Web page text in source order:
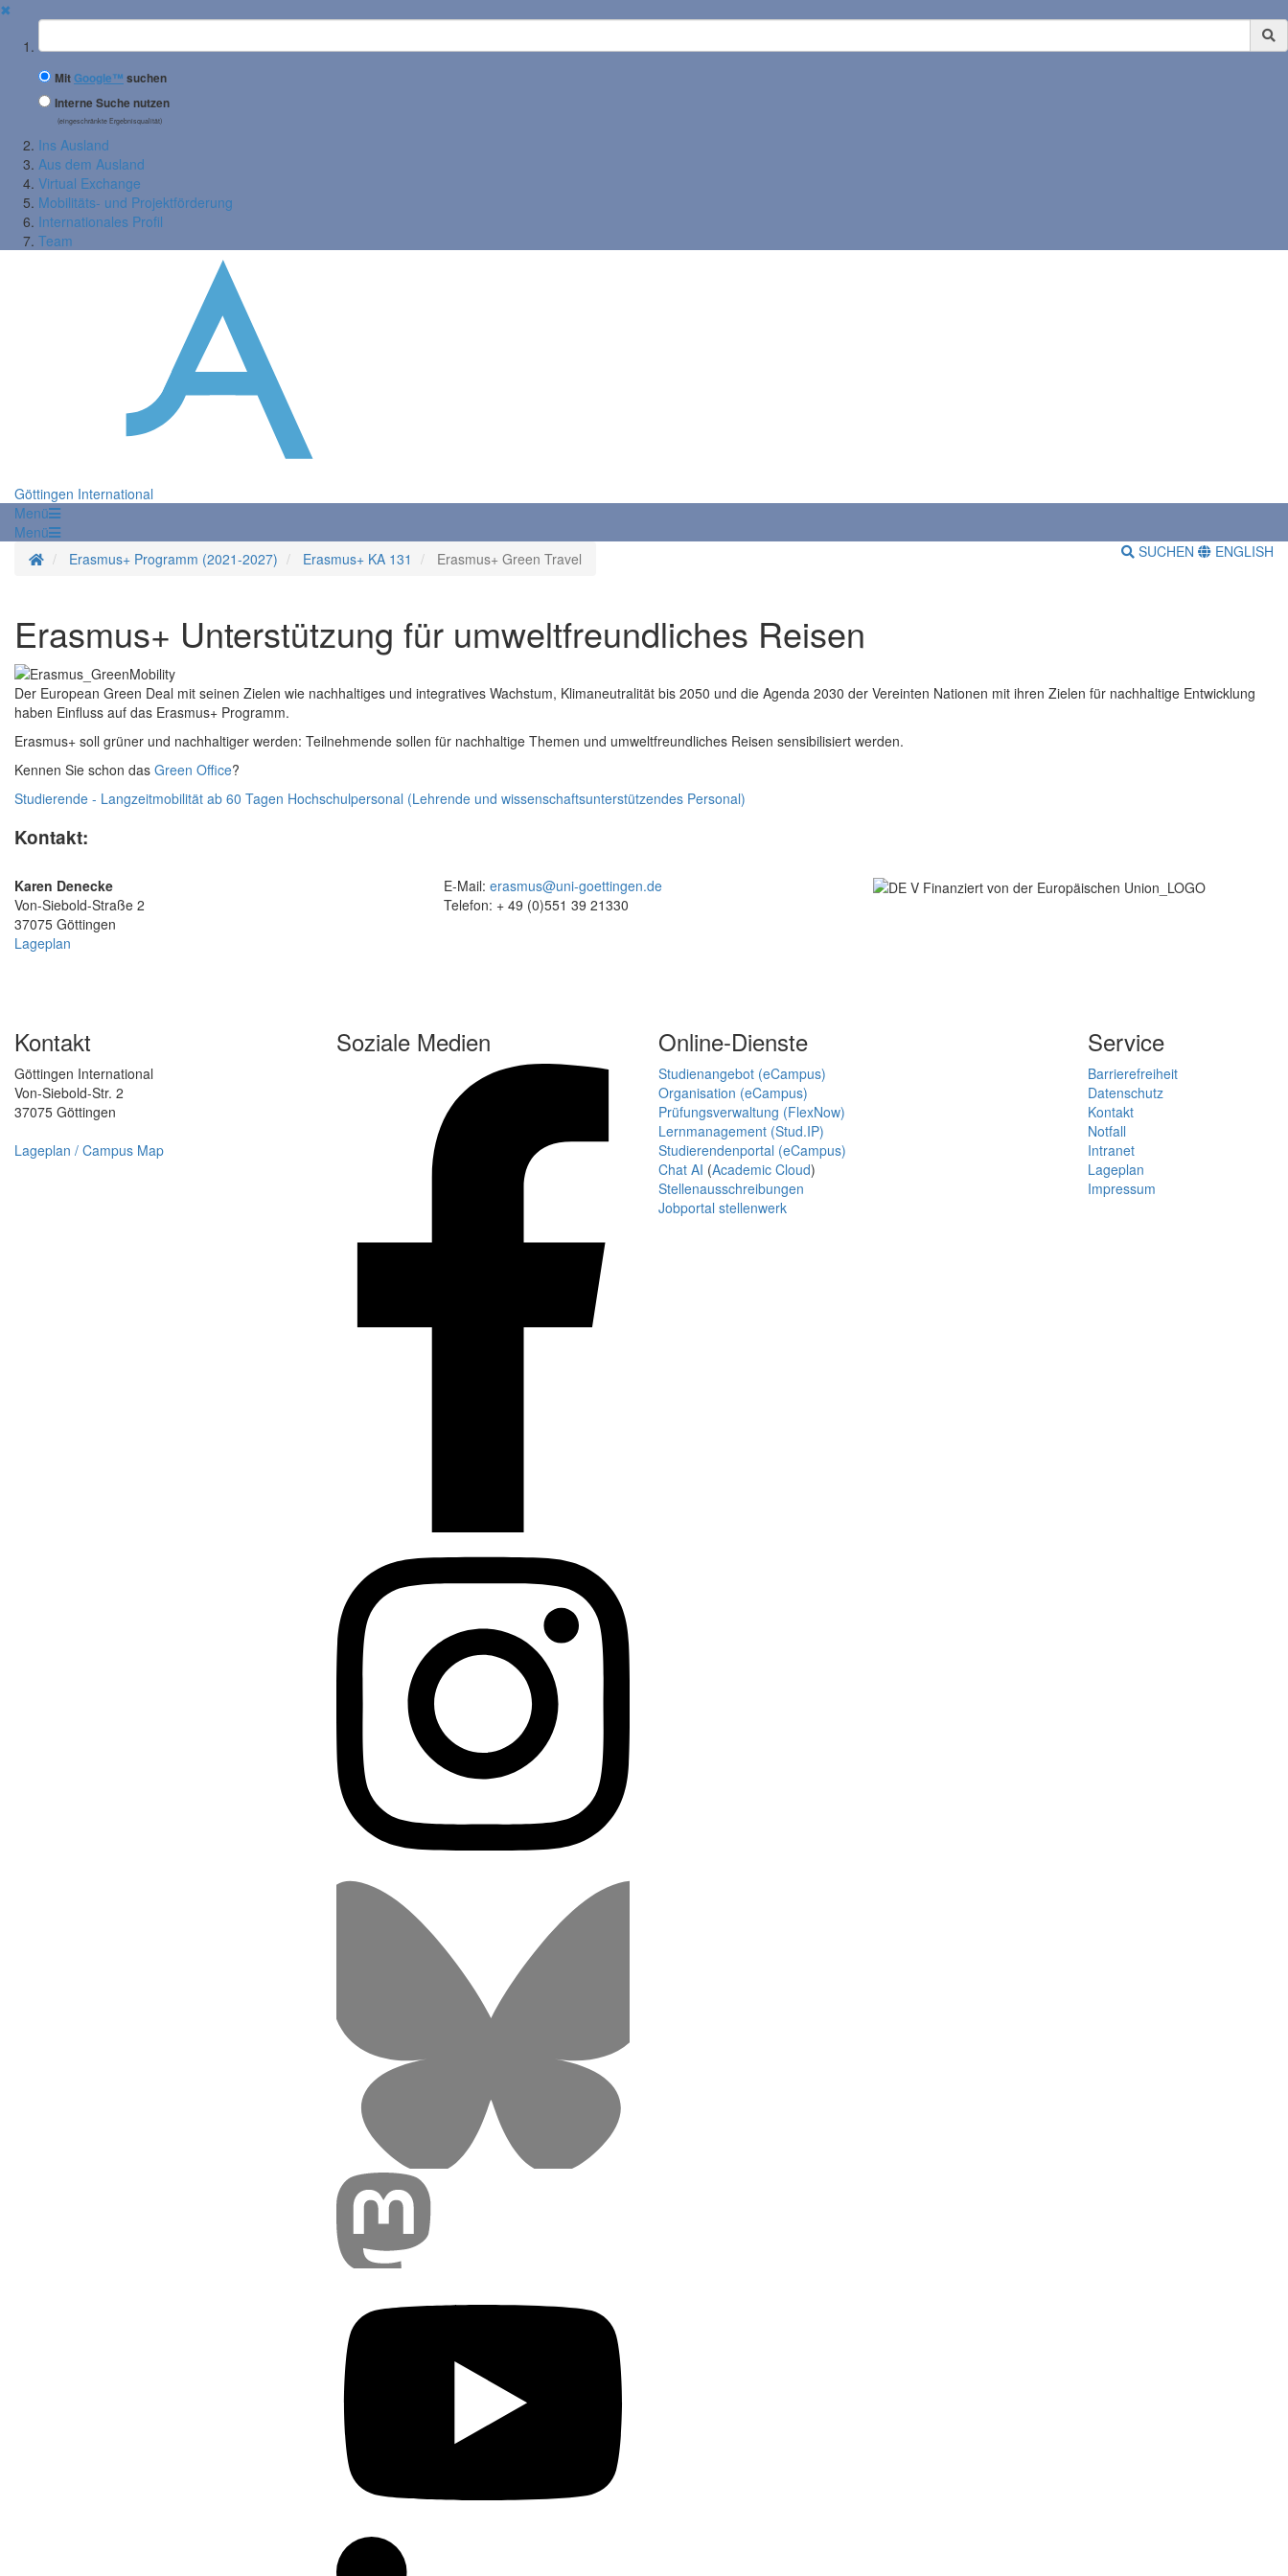
✖
Suchbegriff
MitGoogle™ suchen
Interne Suche nutzen
(eingeschränkte Ergebnisqualität)
Ins Ausland
Aus dem Ausland
Virtual Exchange
Mobilitäts- und Projektförderung
Internationales Profil
Team
Göttingen International
Menü
Menü
StartseiteErasmus+ Programm (2021-2027) Erasmus+ KA 131 Erasmus+ Green Travel SUCHEN ENGLISH
Erasmus+ Unterstützung für umweltfreundliches Reisen
Der European Green Deal mit seinen Zielen wie nachhaltiges und integratives Wachstum, Klimaneutralität bis 2050 und die Agenda 2030 der Vereinten Nationen mit ihren Zielen für nachhaltige Entwicklung
haben Einfluss auf das Erasmus+ Programm.
Erasmus+ soll grüner und nachhaltiger werden: Teilnehmende sollen für nachhaltige Themen und umweltfreundliches Reisen sensibilisiert werden.
Kennen Sie schon das Green Office?
Studierende - Langzeitmobilität ab 60 Tagen Hochschulpersonal (Lehrende und wissenschaftsunterstützendes Personal)
Kontakt:
Karen Denecke
Von-Siebold-Straße 2
37075 Göttingen
Lageplan
E-Mail: erasmus@uni-goettingen.de
Telefon: + 49 (0)551 39 21330
Kontakt
Göttingen International
Von-Siebold-Str. 2
37075 Göttingen
Lageplan / Campus Map
Soziale Medien Online-Dienste
Studienangebot (eCampus)
Organisation (eCampus)
Prüfungsverwaltung (FlexNow)
Lernmanagement (Stud.IP)
Studierendenportal (eCampus)
Chat AI (Academic Cloud)
Stellenausschreibungen
Jobportal stellenwerk
Service
Barrierefreiheit
Datenschutz
Kontakt
Notfall
Intranet
Lageplan
Impressum